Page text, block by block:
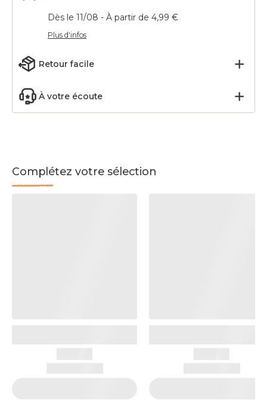
Dès le 11/08 - À partir de 4,99 €
Plus d'infos
Retour facile
À votre écoute
Complétez votre sélection